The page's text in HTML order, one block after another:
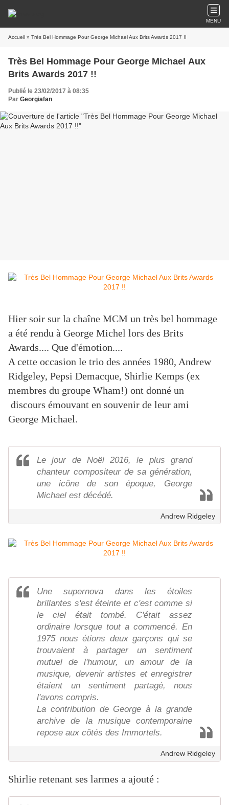
MENU
Accueil » Très Bel Hommage Pour George Michael Aux Brits Awards 2017 !!
Très Bel Hommage Pour George Michael Aux
Brits Awards 2017 !!
Publié le 23/02/2017 à 08:35
Par Georgiafan
Hier soir sur la chaîne MCM un très bel hommage
a été rendu à George Michel lors des Brits
Awards.... Que d'émotion....
A cette occasion le trio des années 1980, Andrew
Ridgeley, Pepsi Demacque, Shirlie Kemps (ex
membres du groupe Wham!) ont donné un
discours émouvant en souvenir de leur ami
George Michael.
Le jour de Noël 2016, le plus grand
chanteur compositeur de sa génération,
une icône de son époque, George
Michael est décédé.
Andrew Ridgeley
Une supernova dans les étoiles
brillantes s'est éteinte et c'est comme si
le ciel était tombé. C'était assez
ordinaire lorsque tout a commencé. En
1975 nous étions deux garçons qui se
trouvaient à partager un sentiment
mutuel de l'humour, un amour de la
musique, devenir artistes et enregistrer
étaient un sentiment partagé, nous
l'avons compris.
La contribution de George à la grande
archive de la musique contemporaine
repose aux côtés des Immortels.
Andrew Ridgeley
Shirlie retenant ses larmes a ajouté :